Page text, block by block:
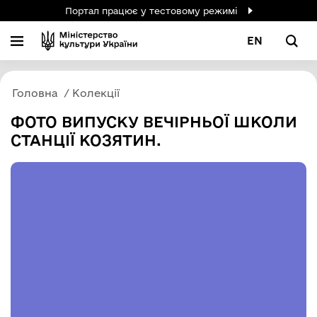
Портал працює у тестовому режимі
EN
Головна Колекції
ФОТО ВИПУСКУ ВЕЧІРНЬОЇ ШКОЛИ
СТАНЦІЇ КОЗЯТИН.